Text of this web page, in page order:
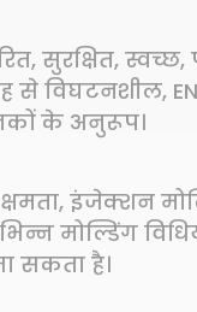
सुरक्षित, स्वच्छ,
से विघटनशील,
के अनुरूप।
इंजेक्शन
मोल्डिंग
सकता है।